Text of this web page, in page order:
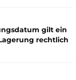
gilt ein
rechtlich